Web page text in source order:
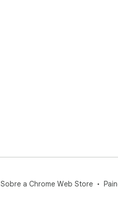
Sobre a Chrome Web Store